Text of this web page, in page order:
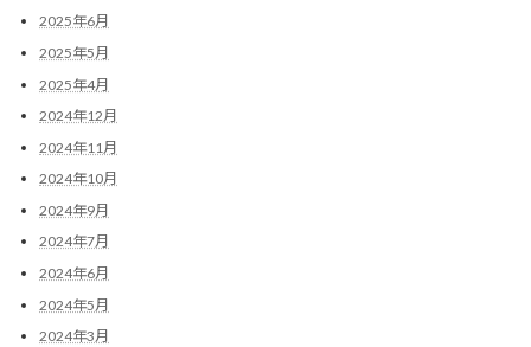
2025年6月
2025年5月
2025年4月
2024年12月
2024年11月
2024年10月
2024年9月
2024年7月
2024年6月
2024年5月
2024年3月